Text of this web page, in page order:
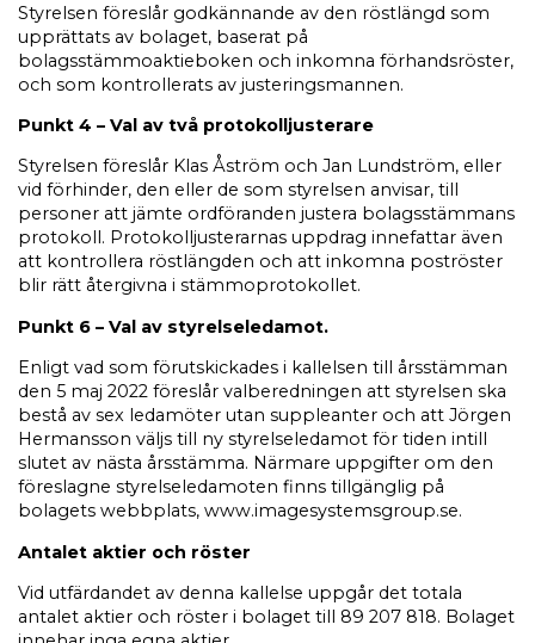
Styrelsen föreslår godkännande av den röstlängd som
upprättats av bolaget, baserat på
bolagsstämmoaktieboken och inkomna förhandsröster,
och som kontrollerats av justeringsmannen.
Punkt 4 – Val av två protokolljusterare
Styrelsen föreslår Klas Åström och Jan Lundström, eller
vid förhinder, den eller de som styrelsen anvisar, till
personer att jämte ordföranden justera bolagsstämmans
protokoll. Protokolljusterarnas uppdrag innefattar även
att kontrollera röstlängden och att inkomna poströster
blir rätt återgivna i stämmoprotokollet.
Punkt 6 – Val av styrelseledamot.
Enligt vad som förutskickades i kallelsen till årsstämman
den 5 maj 2022 föreslår valberedningen att styrelsen ska
bestå av sex ledamöter utan suppleanter och att Jörgen
Hermansson väljs till ny styrelseledamot för tiden intill
slutet av nästa årsstämma. Närmare uppgifter om den
föreslagne styrelseledamoten finns tillgänglig på
bolagets webbplats, www.imagesystemsgroup.se.
Antalet aktier och röster
Vid utfärdandet av denna kallelse uppgår det totala
antalet aktier och röster i bolaget till 89 207 818. Bolaget